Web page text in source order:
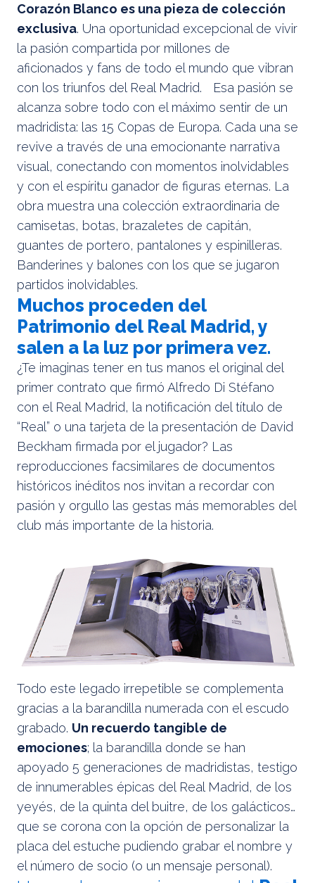
Corazón Blanco es una pieza de colección
exclusiva. Una oportunidad excepcional de vivir
la pasión compartida por millones de
aficionados y fans de todo el mundo que vibran
con los triunfos del Real Madrid. Esa pasión se
alcanza sobre todo con el máximo sentir de un
madridista: las 15 Copas de Europa. Cada una se
revive a través de una emocionante narrativa
visual, conectando con momentos inolvidables
y con el espíritu ganador de figuras eternas. La
obra muestra una colección extraordinaria de
camisetas, botas, brazaletes de capitán,
guantes de portero, pantalones y espinilleras.
Banderines y balones con los que se jugaron
partidos inolvidables.
Muchos proceden del
Patrimonio del Real Madrid, y
salen a la luz por primera vez.
¿Te imaginas tener en tus manos el original del
primer contrato que firmó Alfredo Di Stéfano
con el Real Madrid, la notificación del título de
“Real” o una tarjeta de la presentación de David
Beckham firmada por el jugador? Las
reproducciones facsimilares de documentos
históricos inéditos nos invitan a recordar con
pasión y orgullo las gestas más memorables del
club más importante de la historia.
Todo este legado irrepetible se complementa
gracias a la barandilla numerada con el escudo
grabado. Un recuerdo tangible de
emociones; la barandilla donde se han
apoyado 5 generaciones de madridistas, testigo
de innumerables épicas del Real Madrid, de los
yeyés, de la quinta del buitre, de los galácticos…
que se corona con la opción de personalizar la
placa del estuche pudiendo grabar el nombre y
el número de socio (o un mensaje personal).